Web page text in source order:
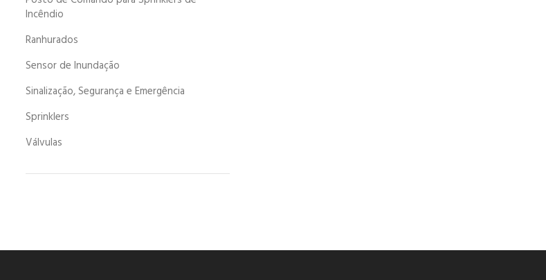
Incêndio
Ranhurados
Sensor de Inundação
Sinalização, Segurança e Emergência
Sprinklers
Válvulas